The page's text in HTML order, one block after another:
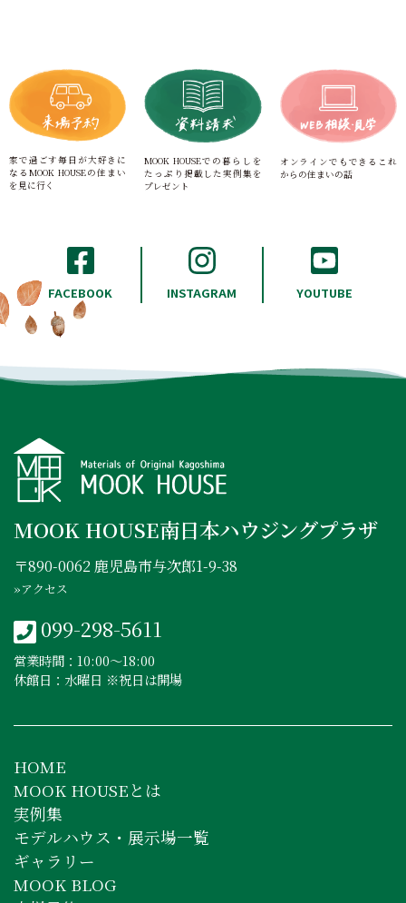
ン
家で過ごす毎日が大好きに
なるMOOK HOUSEの住まい
を見に行く
MOOK HOUSEでの暮らしを
たっぷり 掲載した実例集を
プレゼント
オンラインでもできる これ
からの住まいの話
FACEBOOK INSTAGRAM YOUTUBE
MOOK HOUSE南日本ハウジングプラザ
〒890-0062 鹿児島市与次郎1-9-38
»アクセス
099-298-5611
営業時間：10:00〜18:00
休館日：水曜日 ※祝日は開場
HOME
MOOK HOUSEとは
実例集
モデルハウス・展示場一覧
ギャラリー
MOOK BLOG